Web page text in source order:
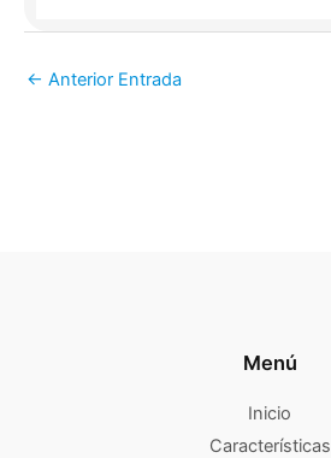
← Anterior Entrada
Menú
Inicio
Características